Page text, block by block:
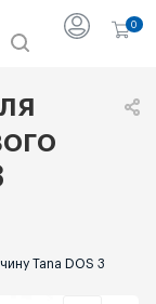
0
Tana DOS 3